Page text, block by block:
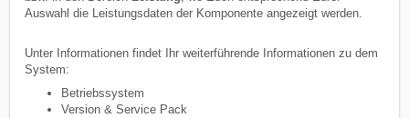
Auswahl die Leistungsdaten der Komponente angezeigt werden.
Unter Informationen findet Ihr weiterführende Informationen zu dem
System:
Betriebssystem
Version & Service Pack